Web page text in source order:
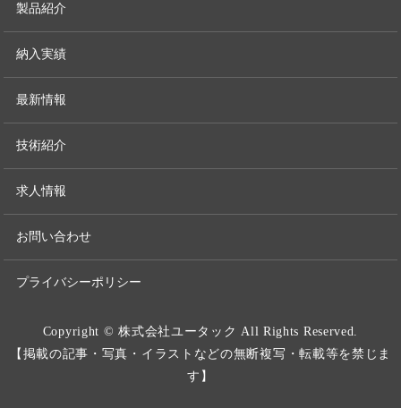
製品紹介
納入実績
最新情報
技術紹介
求人情報
お問い合わせ
プライバシーポリシー
Copyright © 株式会社ユータック All Rights Reserved.
【掲載の記事・写真・イラストなどの無断複写・転載等を禁じま
す】